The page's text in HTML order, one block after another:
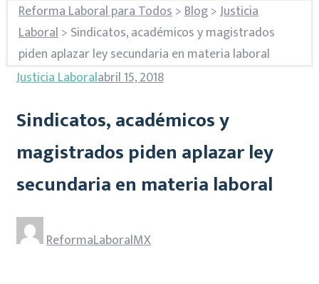
Reforma Laboral para Todos>Blog>Justicia
Laboral> Sindicatos, académicos y magistrados
piden aplazar ley secundaria en materia laboral
Justicia Laboralabril 15, 2018
Sindicatos, académicos y
magistrados piden aplazar ley
secundaria en materia laboral
ReformaLaboralMX